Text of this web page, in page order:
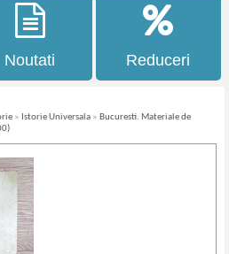
Noutati Reduceri
» Istorie Universala » Bucuresti. Materiale de